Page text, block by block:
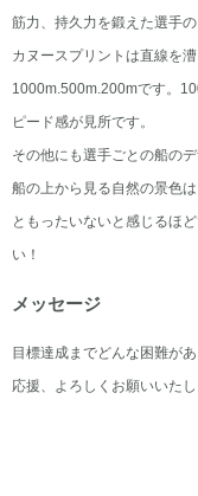
筋力、持久力を鍛えた選手
カヌースプリントは直線を
1000m.500m.200mです。
ピード感が見所です。
その他にも選手ごとの船の
船の上から見る自然の景色
ともったいないと感じるほ
い！
メッセージ
目標達成までどんな困難が
応援、よろしくお願いいたし